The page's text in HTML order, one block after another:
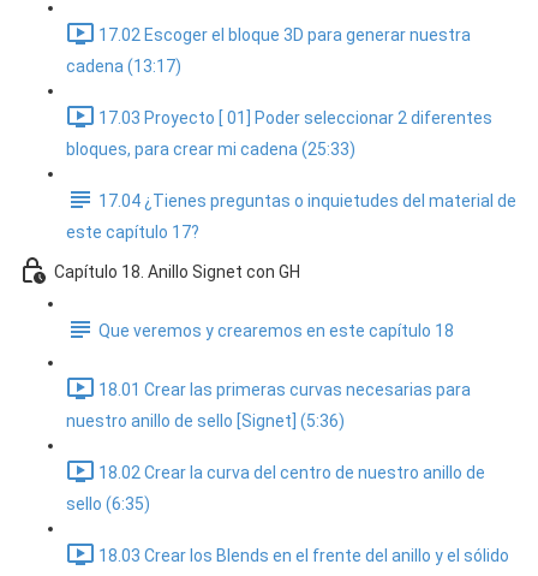
17.02 Escoger el bloque 3D para generar nuestra
cadena (13:17)
17.03 Proyecto [ 01] Poder seleccionar 2 diferentes
bloques, para crear mi cadena (25:33)
17.04 ¿Tienes preguntas o inquietudes del material de
este capítulo 17?
Capítulo 18. Anillo Signet con GH
Que veremos y crearemos en este capítulo 18
18.01 Crear las primeras curvas necesarias para
nuestro anillo de sello [Signet] (5:36)
18.02 Crear la curva del centro de nuestro anillo de
sello (6:35)
18.03 Crear los Blends en el frente del anillo y el sólido